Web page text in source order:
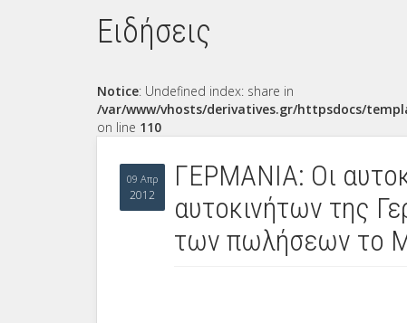
Ειδήσεις
Notice: Undefined index: share in
/var/www/vhosts/derivatives.gr/httpsdocs/
on line 110
09 Απρ
2012
ΓΕΡΜΑΝΙΑ: Οι
αυτοκινήτων της
των πωλήσεων το